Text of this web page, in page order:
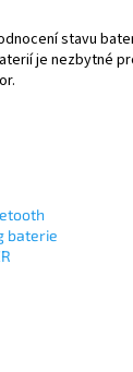
stavu
je nezbytné
baterie